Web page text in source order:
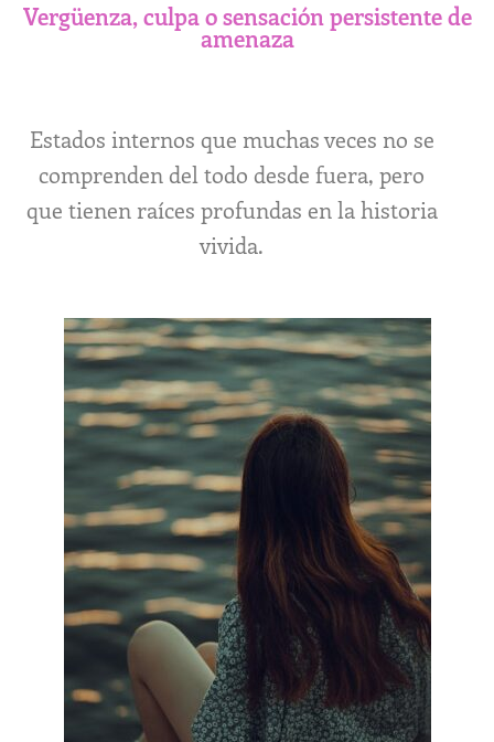
Vergüenza, culpa o sensación persistente de
amenaza
Estados internos que muchas veces no se
comprenden del todo desde fuera, pero
que tienen raíces profundas en la historia
vivida.